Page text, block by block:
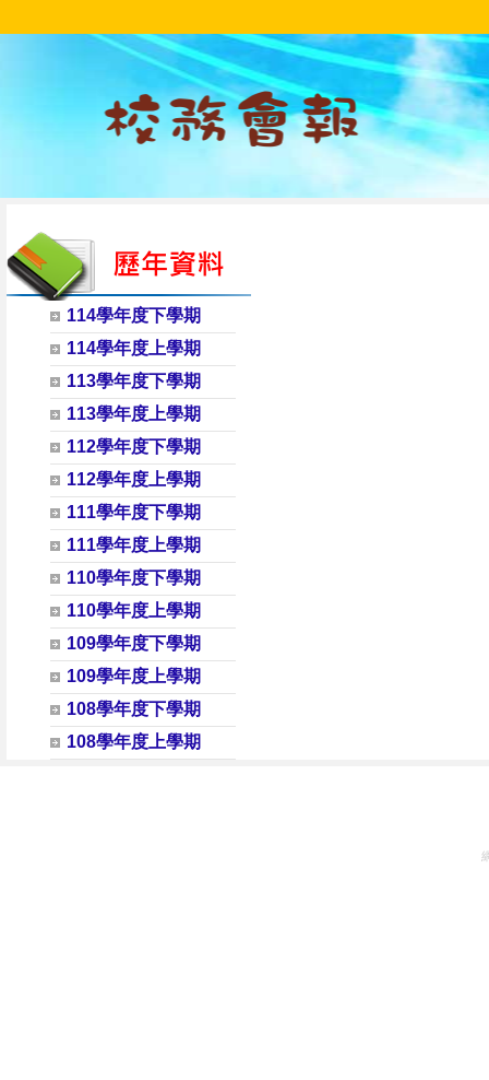
114學年度下學期
114學年度上學期
113學年度下學期
113學年度上學期
112學年度下學期
112學年度上學期
111學年度下學期
111學年度上學期
110學年度下學期
110學年度上學期
109學年度下學期
109學年度上學期
108學年度下學期
108學年度上學期